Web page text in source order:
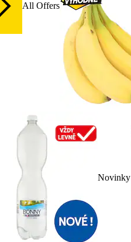
All Offers
Novinky